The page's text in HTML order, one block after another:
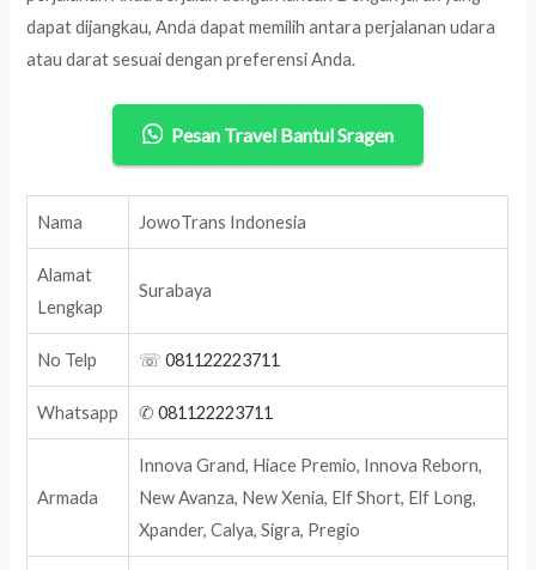
dapat dijangkau, Anda dapat memilih antara perjalanan udara
atau darat sesuai dengan preferensi Anda.
Pesan Travel Bantul Sragen
Nama JowoTrans Indonesia
Alamat
Lengkap
Surabaya
No Telp ☏081122223711
Whatsapp ✆081122223711
Armada
Innova Grand, Hiace Premio, Innova Reborn,
New Avanza, New Xenia, Elf Short, Elf Long,
Xpander, Calya, Sigra, Pregio